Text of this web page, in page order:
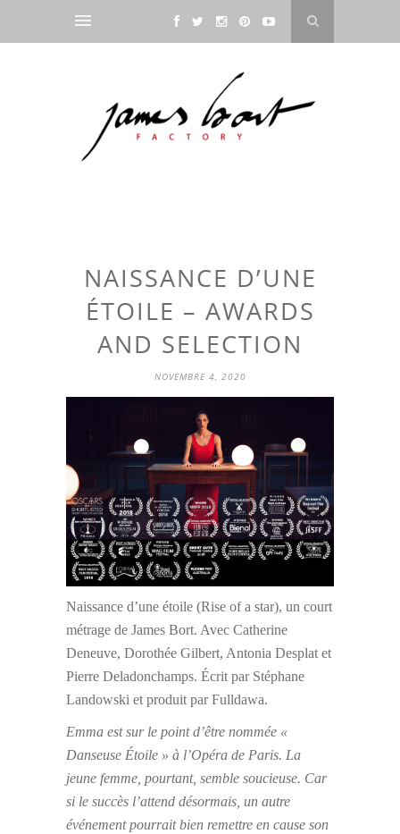
NAISSANCE D’UNE
ÉTOILE – AWARDS
AND SELECTION
NOVEMBRE 4, 2020
Naissance d’une étoile (Rise of a star), un court
métrage de James Bort. Avec Catherine
Deneuve, Dorothée Gilbert, Antonia Desplat et
Pierre Deladonchamps. Écrit par Stéphane
Landowski et produit par Fulldawa.
Emma est sur le point d’être nommée «
Danseuse Étoile » à l’Opéra de Paris. La
jeune femme, pourtant, semble soucieuse. Car
si le succès l’attend désormais, un autre
événement pourrait bien remettre en cause son